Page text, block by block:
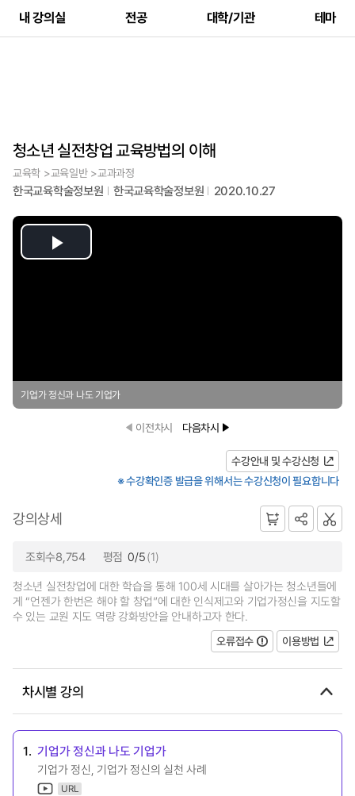
내 강의실 전공 대학/기관 테마
청소년 실전창업 교육방법의 이해
교육학 >교육일반 >교과과정
한국교육학술정보원 한국교육학술정보원 2020.10.27
Play
기업가 정신과 나도 기업가
이전차시 다음차시
수강안내 및 수강신청
※ 수강확인증 발급을 위해서는 수강신청이 필요합니다
강의상세
조회수8,754 평점 0/5(1)
청소년 실전창업에 대한 학습을 통해 100세 시대를 살아가는 청소년들에
게 “언젠가 한번은 해야 할 창업”에 대한 인식제고와 기업가정신을 지도할
수 있는 교원 지도 역량 강화방안을 안내하고자 한다.
오류접수
이용방법
차시별 강의
1. 기업가 정신과 나도 기업가
기업가 정신, 기업가 정신의 실천 사례
URL